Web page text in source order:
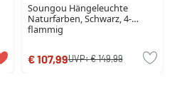
Soungou Hängeleuchte
Naturfarben, Schwarz, 4-
flammig
€ 107,99UVP:€ 149,99